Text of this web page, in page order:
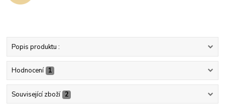
Popis produktu :
Hodnocení 1
Související zboží 2